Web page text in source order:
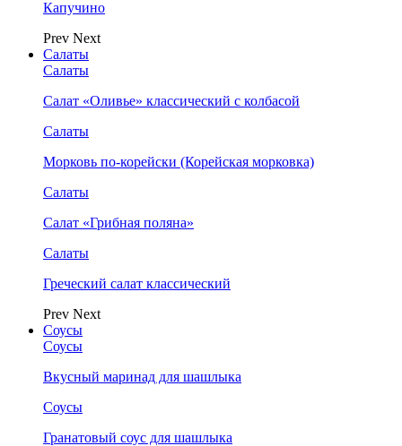
Капучино
Prev Next
Салаты
Салаты
Салат «Оливье» классический с колбасой
Салаты
Морковь по-корейски (Корейская морковка)
Салаты
Салат «Грибная поляна»
Салаты
Греческий салат классический
Prev Next
Соусы
Соусы
Вкусный маринад для шашлыка
Соусы
Гранатовый соус для шашлыка